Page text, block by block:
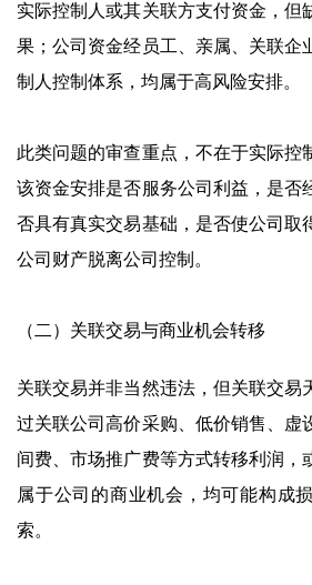
实际控制人或其关联方支付资金，但
果；公司资金经员工、亲属、关联企
制人控制体系，均属于高风险安排。
此类问题的审查重点，不在于实际控
该资金安排是否服务公司利益，是否
否具有真实交易基础，是否使公司取
公司财产脱离公司控制。
（二）关联交易与商业机会转移
关联交易并非当然违法，但关联交易
过关联公司高价采购、低价销售、虚
间费、市场推广费等方式转移利润，
属于公司的商业机会，均可能构成
索。